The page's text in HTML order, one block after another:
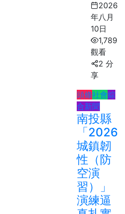
2026
年八月
10日
1,789
觀看
2 分
享
頭條社會綜
合新聞
南投縣
「2026
城鎮韌
性（防
空演
習）」
演練逼